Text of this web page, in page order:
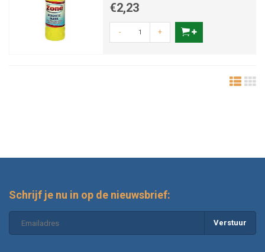
€2,23
- +
Schrijf je nu in op de nieuwsbrief:
Verstuur